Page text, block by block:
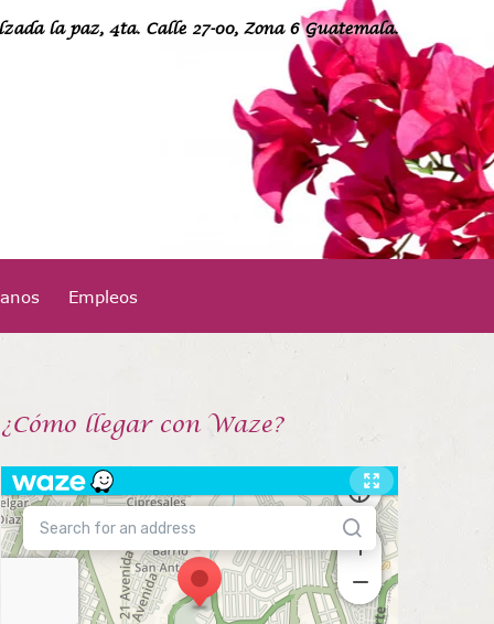
la paz, 4ta. Calle 27-00, Zona 6 Guatemala.
Empleos
¿Cómo llegar con Waze?